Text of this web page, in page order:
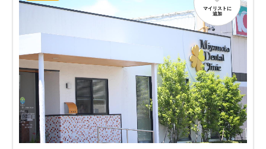
マイリストに
追加